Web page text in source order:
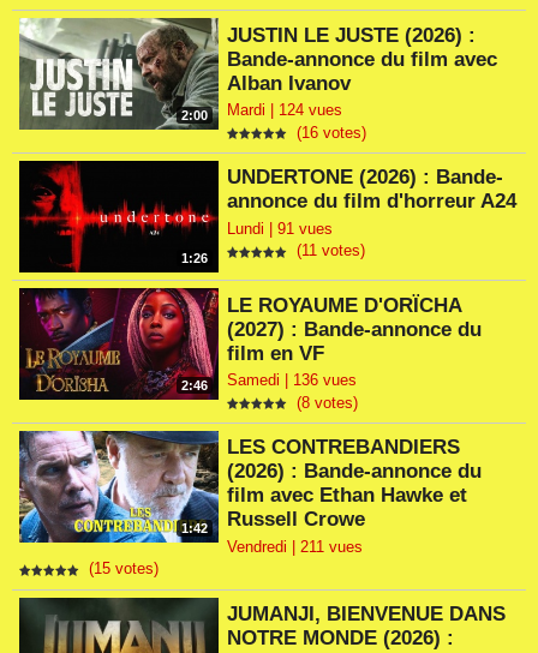
2:00
JUSTIN LE JUSTE (2026) :
Bande-annonce du film avec
Alban Ivanov
Mardi | 124 vues
(16 votes)
1:26
UNDERTONE (2026) : Bande-
annonce du film d'horreur A24
Lundi | 91 vues
(11 votes)
2:46
LE ROYAUME D'ORÏCHA
(2027) : Bande-annonce du
film en VF
Samedi | 136 vues
(8 votes)
1:42
LES CONTREBANDIERS
(2026) : Bande-annonce du
film avec Ethan Hawke et
Russell Crowe
Vendredi | 211 vues
(15 votes)
JUMANJI, BIENVENUE DANS
NOTRE MONDE (2026) :